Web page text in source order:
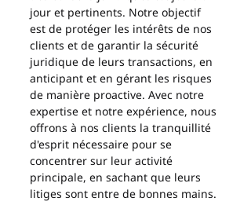
jour et pertinents. Notre objectif
est de protéger les intérêts de nos
clients et de garantir la sécurité
juridique de leurs transactions, en
anticipant et en gérant les risques
de manière proactive. Avec notre
expertise et notre expérience, nous
offrons à nos clients la tranquillité
d'esprit nécessaire pour se
concentrer sur leur activité
principale, en sachant que leurs
litiges sont entre de bonnes mains.